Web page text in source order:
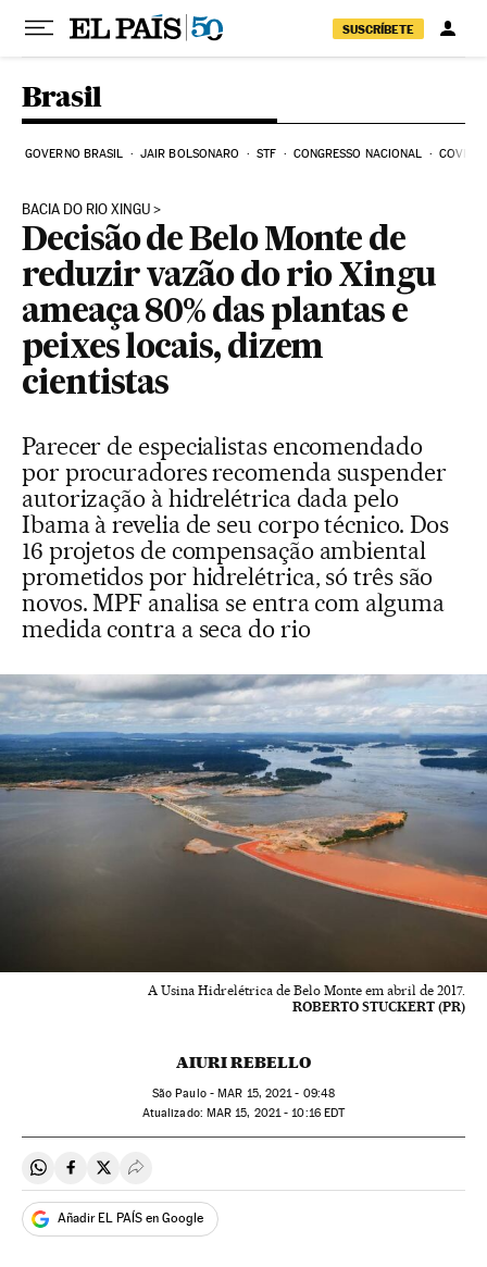
Pular para o conteúdo
SUSCRÍBETE
Brasil
GOVERNO BRASIL JAIR BOLSONARO STF CONGRESSO NACIONAL COVID-
BACIA DO RIO XINGU
Decisão de Belo Monte de
reduzir vazão do rio Xingu
ameaça 80% das plantas e
peixes locais, dizem
cientistas
Parecer de especialistas encomendado
por procuradores recomenda suspender
autorização à hidrelétrica dada pelo
Ibama à revelia de seu corpo técnico. Dos
16 projetos de compensação ambiental
prometidos por hidrelétrica, só três são
novos. MPF analisa se entra com alguma
medida contra a seca do rio
A Usina Hidrelétrica de Belo Monte em abril de 2017.
ROBERTO STUCKERT (PR)
AIURI REBELLO
São Paulo -MAR 15, 2021 - 09:48
atualizado: MAR 15, 2021 - 10:16EDT
Compartir en Whatsapp
Compartir en Facebook
Compartir en Twitter
Desplegar Redes Sociales
Añadir EL PAÍS en Google